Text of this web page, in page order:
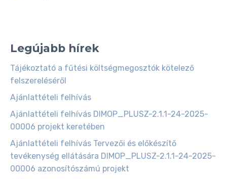
Legújabb hírek
Tájékoztató a fűtési költségmegosztók kötelező
felszereléséről
Ajánlattételi felhívás
Ajánlattételi felhívás DIMOP_PLUSZ-2.1.1-24-2025-
00006 projekt keretében
Ajánlattételi felhívás Tervezői és előkészítő
tevékenység ellátására DIMOP_PLUSZ-2.1.1-24-2025-
00006 azonosítószámú projekt